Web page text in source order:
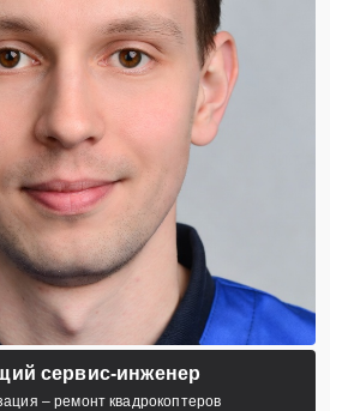
сервис-инженер
– ремонт квадрокоптеров